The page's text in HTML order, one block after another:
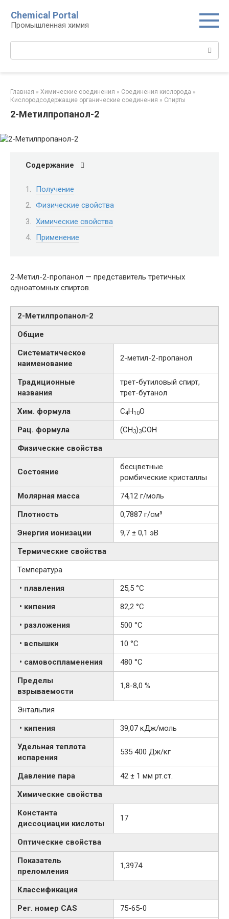
контенту
Chemical Portal
Промышленная химия
Главная » Химические соединения » Соединения кислорода‎ »
Кислородсодержащие органические соединения‎ » Спирты
2-Метилпропанол-2
Содержание
Получение
Физические свойства
Химические свойства
Применение
2-Метил-2-пропанол — представитель третичных
одноатомных спиртов.
2-​Метилпропанол-​2
Общие
Систематическое
наименование
2-​метил-​2-​пропанол
Традиционные
названия
трет-бутиловый спирт,
трет-бутанол
Хим. формула
C4H10O
Рац. формула
(CH3)3COH
Физические свойства
Состояние
бесцветные
ромбические кристаллы
Молярная масса
74,12 г/моль
Плотность
0,7887 г/см³
Энергия ионизации
9,7 ± 0,1 эВ
Термические свойства
Температура
• плавления
25,5 °C
• кипения
82,2 °C
• разложения
500 °C
• вспышки
10 °C
• самовоспламенения
480 °C
Пределы
взрываемости
1,8-8,0 %
Энтальпия
• кипения
39,07 кДж/моль
Удельная теплота
испарения
535 400 Дж/кг
Давление пара
42 ± 1 мм рт.ст.
Химические свойства
Константа
диссоциации кислоты
17
Оптические свойства
Показатель
преломления
1,3974
Классификация
Рег. номер CAS
75-65-0